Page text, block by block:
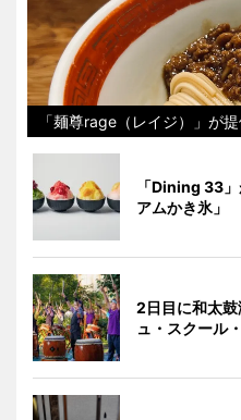
「麺尊rage（レイジ）」が
「Dining 33
アムかき氷」
2日目に和太
ュ・スクール